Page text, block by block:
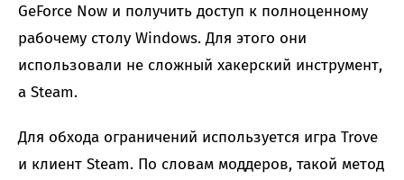
GeForce Now и получить доступ к полноценному
рабочему столу Windows. Для этого они
использовали не сложный хакерский инструмент,
а Steam.
Для обхода ограничений используется игра Trove
и клиент Steam. По словам моддеров, такой метод